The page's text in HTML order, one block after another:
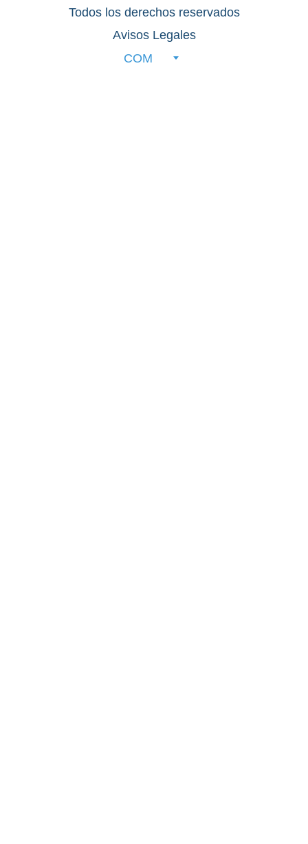
Todos los derechos reservados
Avisos Legales